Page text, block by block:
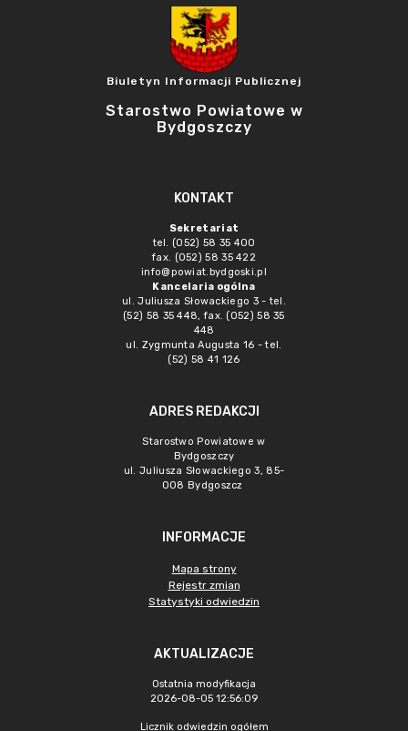
Biuletyn Informacji Publicznej
Starostwo Powiatowe w
Bydgoszczy
KONTAKT
Sekretariat
tel. (052) 58 35 400
fax. (052) 58 35 422
info@powiat.bydgoski.pl
Kancelaria ogólna
ul. Juliusza Słowackiego 3 - tel.
(52) 58 35 448, fax. (052) 58 35
448
ul. Zygmunta Augusta 16 - tel.
(52) 58 41 126
ADRES REDAKCJI
Starostwo Powiatowe w
Bydgoszczy
ul. Juliusza Słowackiego 3, 85-
008 Bydgoszcz
INFORMACJE
Mapa strony
Rejestr zmian
Statystyki odwiedzin
AKTUALIZACJE
Ostatnia modyfikacja
2026-08-05 12:56:09
Licznik odwiedzin ogółem